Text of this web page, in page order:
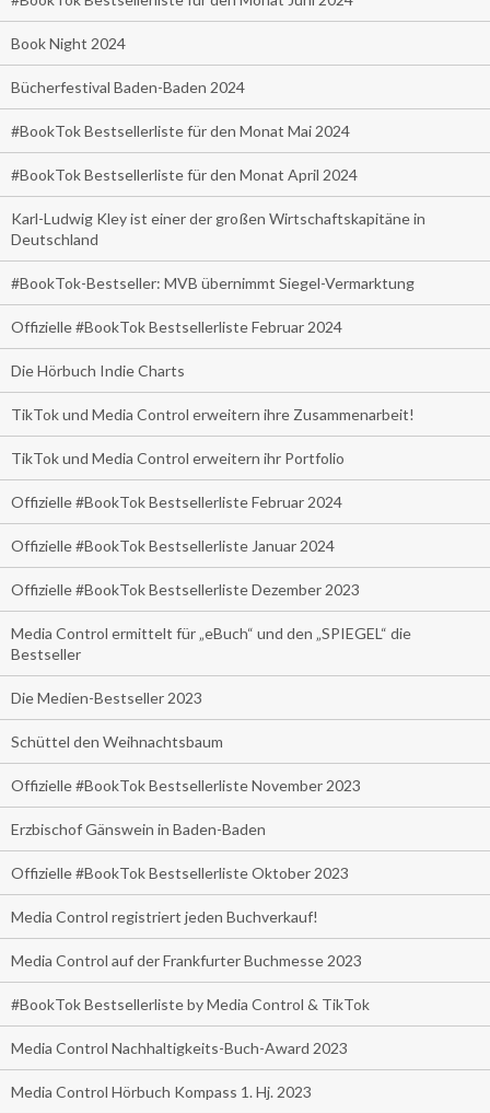
Book Night 2024
Bücherfestival Baden-Baden 2024
#BookTok Bestsellerliste für den Monat Mai 2024
#BookTok Bestsellerliste für den Monat April 2024
Karl-Ludwig Kley ist einer der großen Wirtschaftskapitäne in
Deutschland
#BookTok-Bestseller: MVB übernimmt Siegel-Vermarktung
Offizielle #BookTok Bestsellerliste Februar 2024
Die Hörbuch Indie Charts
TikTok und Media Control erweitern ihre Zusammenarbeit!
TikTok und Media Control erweitern ihr Portfolio
Offizielle #BookTok Bestsellerliste Februar 2024
Offizielle #BookTok Bestsellerliste Januar 2024
Offizielle #BookTok Bestsellerliste Dezember 2023
Media Control ermittelt für „eBuch“ und den „SPIEGEL“ die
Bestseller
Die Medien-Bestseller 2023
Schüttel den Weihnachtsbaum
Offizielle #BookTok Bestsellerliste November 2023
Erzbischof Gänswein in Baden-Baden
Offizielle #BookTok Bestsellerliste Oktober 2023
Media Control registriert jeden Buchverkauf!
Media Control auf der Frankfurter Buchmesse 2023
#BookTok Bestsellerliste by Media Control & TikTok
Media Control Nachhaltigkeits-Buch-Award 2023
Media Control Hörbuch Kompass 1. Hj. 2023